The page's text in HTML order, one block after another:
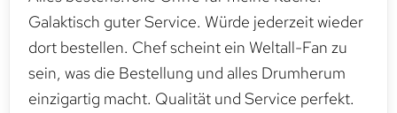
Galaktisch guter Service. Würde jederzeit wieder
dort bestellen. Chef scheint ein Weltall-Fan zu
sein, was die Bestellung und alles Drumherum
einzigartig macht. Qualität und Service perfekt.